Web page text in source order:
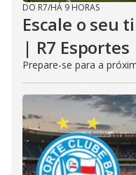
DO R7/HÁ 9 HORAS
Escale o seu
| R7 Esportes
Prepare-se para a